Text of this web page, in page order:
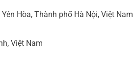
Hòa, Thành phố Hà Nội, Việt Nam
Việt Nam